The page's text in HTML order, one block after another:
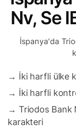
Nv, Se
İspanya'da
→ İki harfli ülke
→ İki harfli
→ Triodos Bank
karakteri